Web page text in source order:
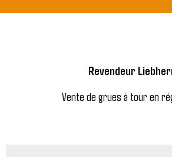
Revendeur
Vente de grues à tour en